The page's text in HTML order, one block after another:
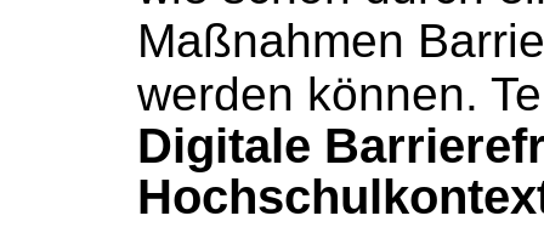
Maßnahmen
werden können.
Digitale